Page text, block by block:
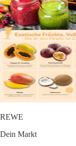
REWE
Dein Markt